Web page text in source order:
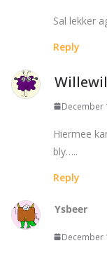
Sal lekker
Reply
December
Hiermee
bly…..
Reply
Ysbeer
December